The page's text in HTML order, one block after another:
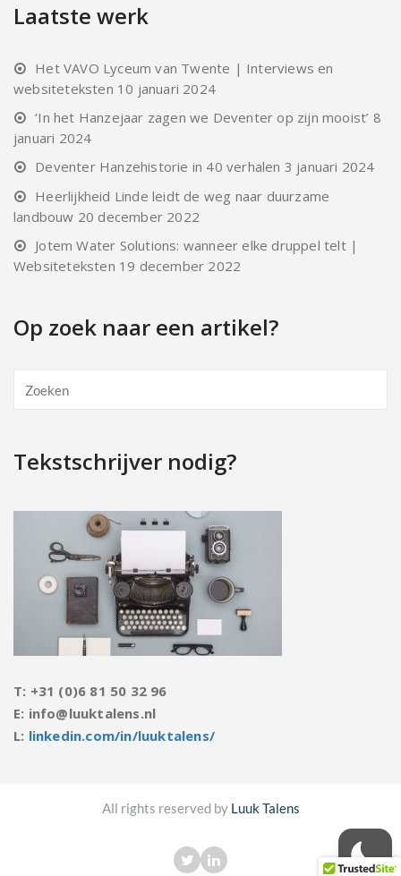
Laatste werk
Het VAVO Lyceum van Twente | Interviews en
websiteteksten 10 januari 2024
‘In het Hanzejaar zagen we Deventer op zijn mooist’ 8
januari 2024
Deventer Hanzehistorie in 40 verhalen 3 januari 2024
Heerlijkheid Linde leidt de weg naar duurzame
landbouw 20 december 2022
Jotem Water Solutions: wanneer elke druppel telt |
Websiteteksten 19 december 2022
Op zoek naar een artikel?
Tekstschrijver nodig?
T: +31 (0)6 81 50 32 96
E: info@luuktalens.nl
L: linkedin.com/in/luuktalens/
All rights reserved by Luuk Talens